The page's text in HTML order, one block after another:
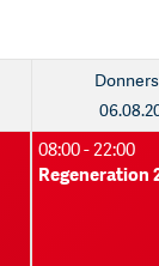
08:00 - 22:00
Regeneration